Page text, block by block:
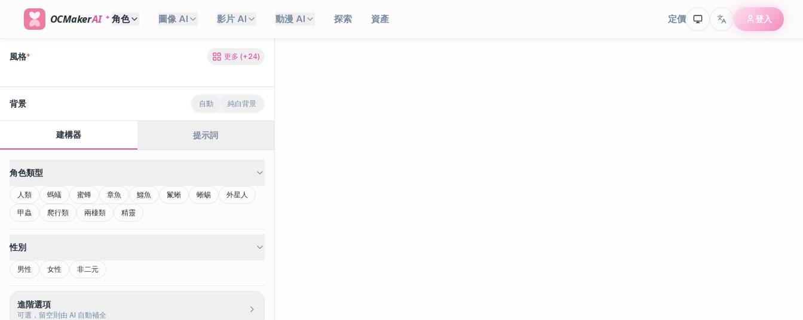
OCMakerAI 角色 圖像 AI 影片 AI 動漫 AI 探索 資產 定價 登入
風格* 更多 (+24)
背景 自動 純白背景
建構器 提示詞
角色類型
人類 螞蟻 蜜蜂 章魚 鱷魚 鬣蜥 蜥蜴
外星人
甲蟲
爬行類 兩棲類 精靈
性別
男性 女性 非二元
進階選項
可選，留空則由 AI 自動補全